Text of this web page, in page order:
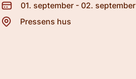
01. september - 02. september
Pressens hus